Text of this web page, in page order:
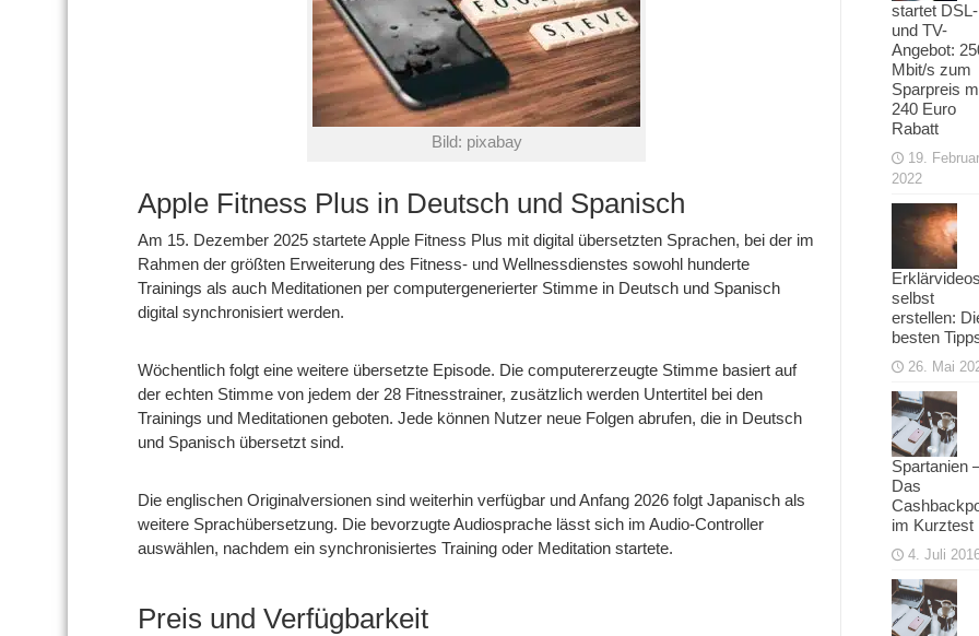
Bild: pixabay
Apple Fitness Plus in Deutsch und Spanisch
Am 15. Dezember 2025 startete Apple Fitness Plus mit digital übersetzten Sprachen, bei der im
Rahmen der größten Erweiterung des Fitness- und Wellnessdienstes sowohl hunderte
Trainings als auch Meditationen per computergenerierter Stimme in Deutsch und Spanisch
digital synchronisiert werden.
Wöchentlich folgt eine weitere übersetzte Episode. Die computererzeugte Stimme basiert auf
der echten Stimme von jedem der 28 Fitnesstrainer, zusätzlich werden Untertitel bei den
Trainings und Meditationen geboten. Jede können Nutzer neue Folgen abrufen, die in Deutsch
und Spanisch übersetzt sind.
Die englischen Originalversionen sind weiterhin verfügbar und Anfang 2026 folgt Japanisch als
weitere Sprachübersetzung. Die bevorzugte Audiosprache lässt sich im Audio-Controller
auswählen, nachdem ein synchronisiertes Training oder Meditation startete.
Preis und Verfügbarkeit
startet DSL-
und TV-
Angebot:
Mbit/s zum
Sparpreis
240 Euro
Rabatt
19. Februar
2022
Erklärvideos
selbst
erstellen:
besten
26. Mai
Spartanien
Das
im Kurztest
4. Juli